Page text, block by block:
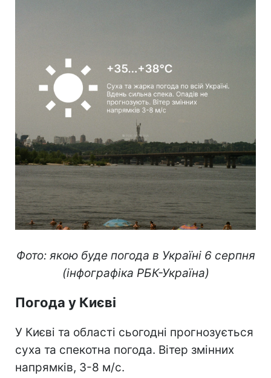
Фото: якою буде погода в Україні 6 серпня
(інфографіка РБК-Україна)
Погода у Києві
У Києві та області сьогодні прогнозується
суха та спекотна погода. Вітер змінних
напрямків, 3-8 м/с.